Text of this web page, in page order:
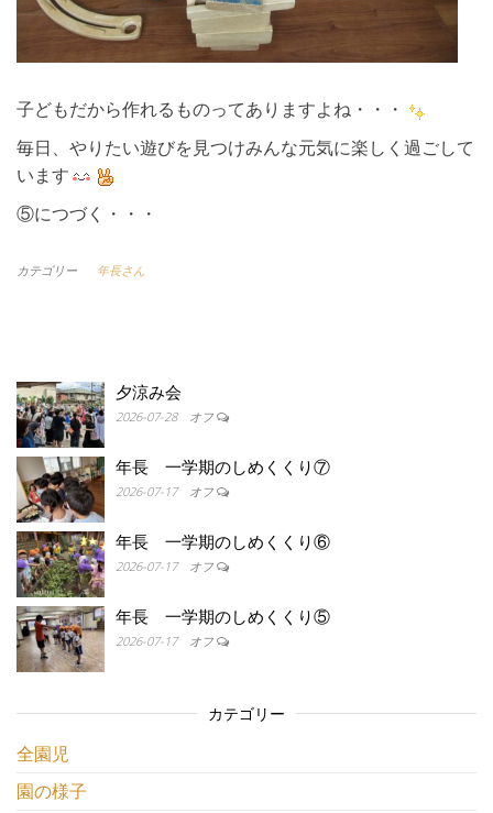
子どもだから作れるものってありますよね・・・
毎日、やりたい遊びを見つけみんな元気に楽しく過ごして
います
⑤につづく・・・
カテゴリー 年長さん
夕涼み会
2026-07-28 オフ
年長 一学期のしめくくり⑦
2026-07-17 オフ
年長 一学期のしめくくり⑥
2026-07-17 オフ
年長 一学期のしめくくり⑤
2026-07-17 オフ
カテゴリー
全園児
園の様子